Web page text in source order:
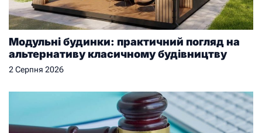
Модульні будинки: практичний погляд на
альтернативу класичному будівництву
2 Серпня 2026